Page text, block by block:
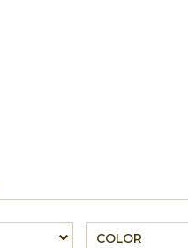
COLOR